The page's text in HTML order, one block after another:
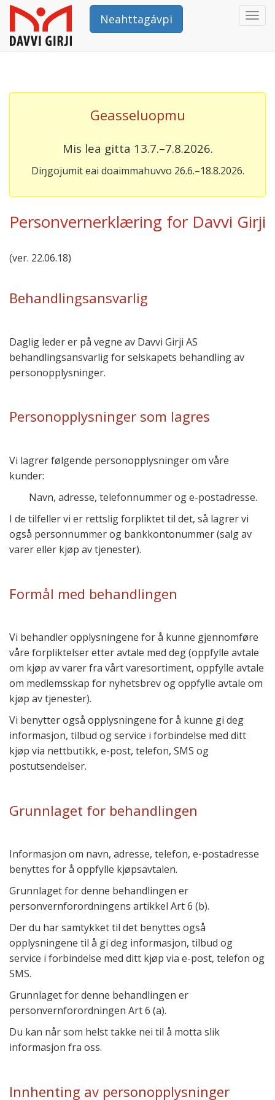
Neahttagávpi
Geasseluopmu
Mis lea gitta 13.7.–7.8.2026.
Diŋgojumit eai doaimmahuvvo 26.6.–18.8.2026.
Personvernerklæring for Davvi Girji
(ver. 22.06.18)
Behandlingsansvarlig
Daglig leder er på vegne av Davvi Girji AS
behandlingsansvarlig for selskapets behandling av
personopplysninger.
Personopplysninger som lagres
Vi lagrer følgende personopplysninger om våre
kunder:
Navn, adresse, telefonnummer oge-postadresse.
I de tilfeller vi er rettslig forpliktet til det, så lagrer vi
også personnummer og bankkontonummer (salg av
varer eller kjøp av tjenester).
Formål med behandlingen
Vi behandler opplysningene for å kunne gjennomføre
våre forpliktelser etter avtale med deg (oppfylle avtale
om kjøp av varer fra vårt varesortiment, oppfylle avtale
om medlemsskap for nyhetsbrev og oppfylle avtale om
kjøp av tjenester).
Vi benytter også opplysningene for å kunne gi deg
informasjon, tilbud og service i forbindelse med ditt
kjøp via nettbutikk, e-post, telefon, SMS og
postutsendelser.
Grunnlaget for behandlingen
Informasjon om navn, adresse, telefon, e-postadresse
benyttes for å oppfylle kjøpsavtalen.
Grunnlaget for denne behandlingen er
personvernforordningens artikkel Art 6 (b).
Der du har samtykket til det benyttes også
opplysningene til å gi deg informasjon, tilbud og
service i forbindelse med ditt kjøp via e-post, telefon og
SMS.
Grunnlaget for denne behandlingen er
personvernforordningen Art 6 (a).
Du kan når som helst takke nei til å motta slik
informasjon fra oss.
Innhenting av personopplysninger